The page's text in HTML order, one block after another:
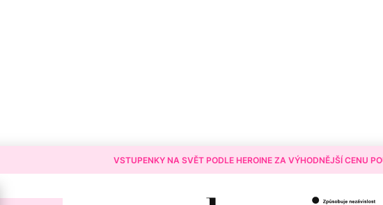
VSTUPENKY NA SVĚT PODLE HEROINE ZA VÝHODNĚJŠÍ CENU